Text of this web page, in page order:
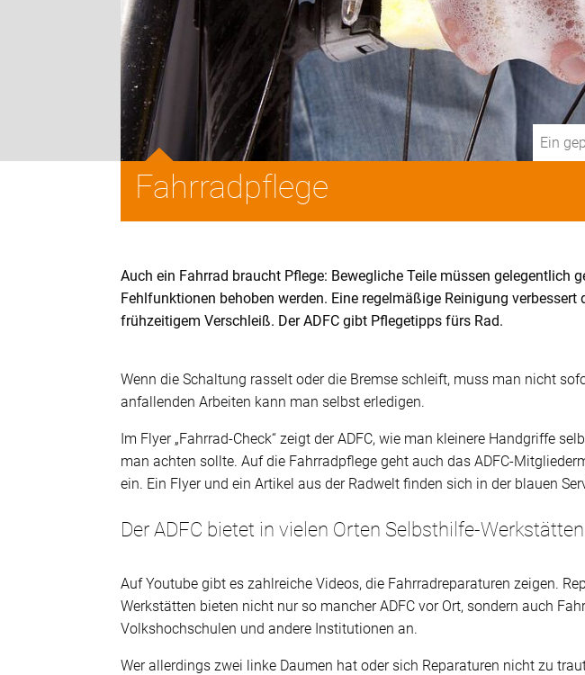
Ein
Fahrradpflege
Auch ein Fahrrad braucht Pflege: Bewegliche Teile müssen gelegentlich
Fehlfunktionen behoben werden. Eine regelmäßige Reinigung
frühzeitigem Verschleiß. Der ADFC gibt Pflegetipps fürs Rad.
Wenn die Schaltung rasselt oder die Bremse schleift, muss man nicht
anfallenden Arbeiten kann man selbst erledigen.
Im Flyer „Fahrrad-Check“ zeigt der ADFC, wie man kleinere Handgriffe
man achten sollte. Auf die Fahrradpflege geht auch das ADFC-
ein. Ein Flyer und ein Artikel aus der Radwelt finden sich in der blauen
Der ADFC bietet in vielen Orten Selbsthilfe-
Auf Youtube gibt es zahlreiche Videos, die Fahrradreparaturen zeigen.
Werkstätten bieten nicht nur so mancher ADFC vor Ort, sondern auch
Volkshochschulen und andere Institutionen an.
Wer allerdings zwei linke Daumen hat oder sich Reparaturen nicht zu